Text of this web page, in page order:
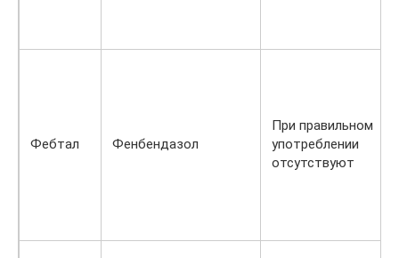
Фебтал Фенбендазол
При правильном
употреблении
отсутствуют